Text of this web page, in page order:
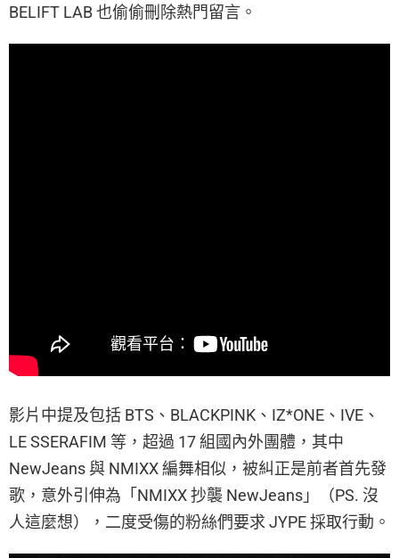
BELIFT LAB 也偷偷刪除熱門留言。
影片中提及包括 BTS、BLACKPINK、IZ*ONE、IVE、
LE SSERAFIM 等，超過 17 組國內外團體，其中
NewJeans 與 NMIXX 編舞相似，被糾正是前者首先發
歌，意外引伸為「NMIXX 抄襲 NewJeans」（PS. 沒
人這麼想），二度受傷的粉絲們要求 JYPE 採取行動。